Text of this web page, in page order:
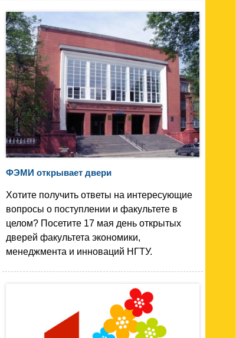
ФЭМИ открывает двери
Хотите получить ответы на интересующие
вопросы о поступлении и факультете в
целом? Посетите 17 мая день открытых
дверей факультета экономики,
менеджмента и инноваций НГТУ.